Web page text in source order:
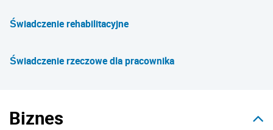
Świadczenie rehabilitacyjne
Świadczenie rzeczowe dla pracownika
Biznes